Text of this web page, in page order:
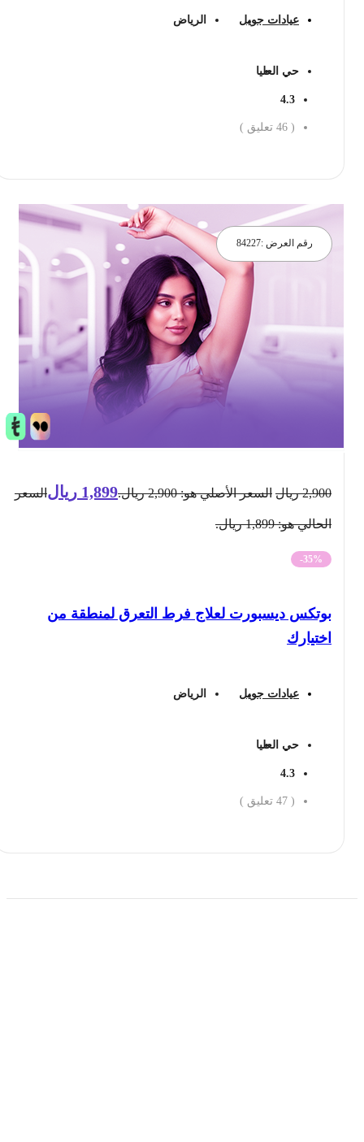
عيادات جويل الرياض
حي العليا
4.3
46 تعليق )
رقم العرض :84227
2,900 ريال السعر الأصلي هو: 2,900 ريال. 1,899 ريال السعر
الحالي هو: 1,899 ريال.
-35%
بوتكس ديسبورت لعلاج فرط التعرق لمنطقة من
اختيارك
عيادات جويل الرياض
حي العليا
4.3
47 تعليق )